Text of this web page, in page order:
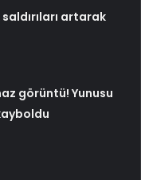
artarak
görüntü! Yunusu